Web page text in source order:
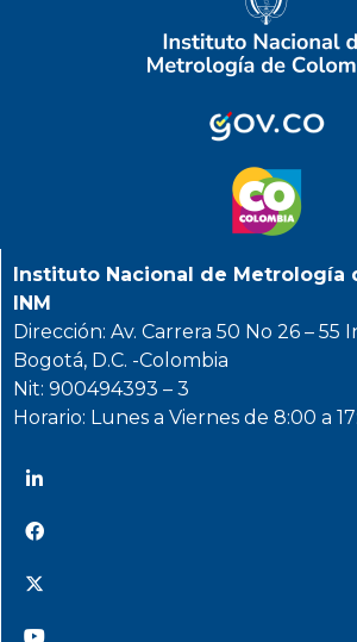
Instituto Nacional de Metrología
INM
Dirección: Av. Carrera 50 No 26 – 55
Bogotá, D.C. -Colombia
Nit: 900494393 – 3
Horario: Lunes a Viernes de 8:00 a
@INMdeColombia
@INMdeColombia
@INMdeColombia
@INMdeColombia